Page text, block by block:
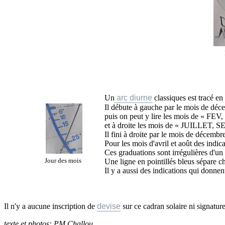
Jour des mois
Un arc diurne classiques est tracé
Il débute à gauche par le mois de
puis on peut y lire les mois de «
et à droite les mois de « JUILLET,
Il fini à droite par le mois de
Pour les mois d'avril et août des
Ces graduations sont irrégulières
Une ligne en pointillés bleus sépare
Il y a aussi des indications qui
Il n'y a aucune inscription de devise sur ce cadran solaire ni